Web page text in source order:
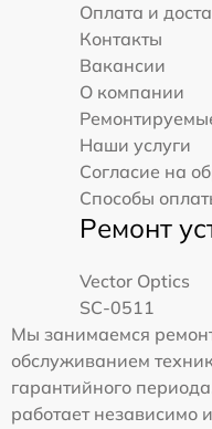
Оплата и
Контакты
Вакансии
О компании
Наши услуги
Согласие на
Способы
Ремонт
Vector Optics
SC-0511
Мы занимаемся
обслуживанием
гарантийного
работает независимо